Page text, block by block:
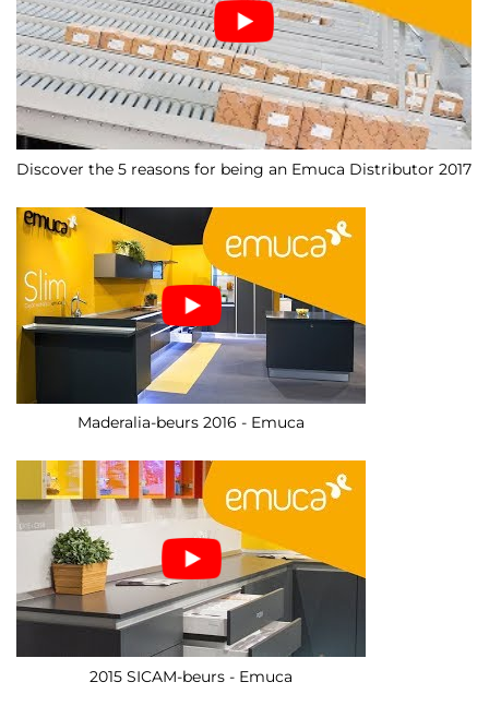
Discover the 5 reasons for being an Emuca Distributor 2017
Maderalia-beurs 2016 - Emuca
2015 SICAM-beurs - Emuca